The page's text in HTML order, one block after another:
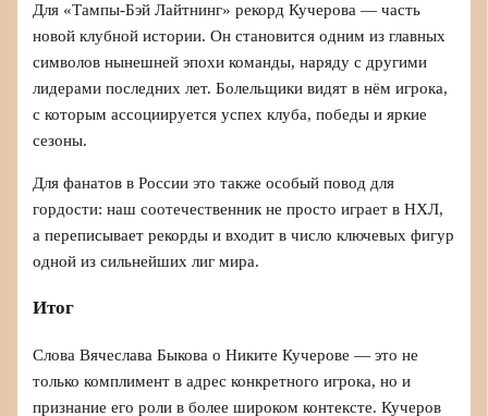
Для «Тампы-Бэй Лайтнинг» рекорд Кучерова — часть
новой клубной истории. Он становится одним из главных
символов нынешней эпохи команды, наряду с другими
лидерами последних лет. Болельщики видят в нём игрока,
с которым ассоциируется успех клуба, победы и яркие
сезоны.
Для фанатов в России это также особый повод для
гордости: наш соотечественник не просто играет в НХЛ,
а переписывает рекорды и входит в число ключевых фигур
одной из сильнейших лиг мира.
Итог
Слова Вячеслава Быкова о Никите Кучерове — это не
только комплимент в адрес конкретного игрока, но и
признание его роли в более широком контексте. Кучеров